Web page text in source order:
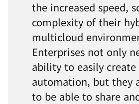
the increased speed,
complexity of their
multicloud
Enterprises not only
ability to easily create
automation, but they
to be able to share